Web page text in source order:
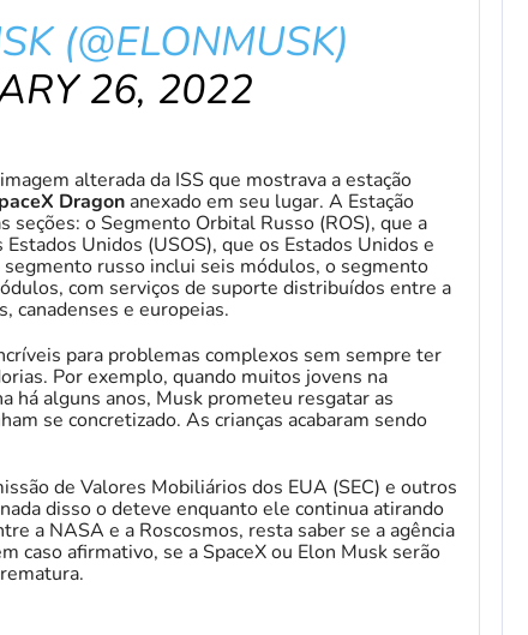
(@ELONMUSK)
26, 2022
alterada da ISS que mostrava a estação
Dragon anexado em seu lugar. A Estação
seções: o Segmento Orbital Russo (ROS), que a
Unidos (USOS), que os Estados Unidos e
russo inclui seis módulos, o segmento
com serviços de suporte distribuídos entre a
canadenses e europeias.
para problemas complexos sem sempre ter
Por exemplo, quando muitos jovens na
há alguns anos, Musk prometeu resgatar as
se concretizado. As crianças acabaram sendo
de Valores Mobiliários dos EUA (SEC) e outros
disso o deteve enquanto ele continua atirando
a NASA e a Roscosmos, resta saber se a agência
caso afirmativo, se a SpaceX ou Elon Musk serão